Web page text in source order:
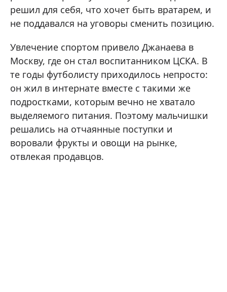
решил для себя, что хочет быть вратарем, и
не поддавался на уговоры сменить позицию.
Увлечение спортом привело Джанаева в
Москву, где он стал воспитанником ЦСКА. В
те годы футболисту приходилось непросто:
он жил в интернате вместе с такими же
подростками, которым вечно не хватало
выделяемого питания. Поэтому мальчишки
решались на отчаянные поступки и
воровали фрукты и овощи на рынке,
отвлекая продавцов.